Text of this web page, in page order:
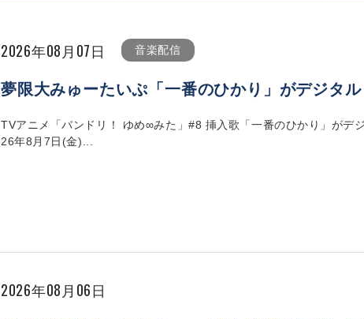
2026年08月07日 音楽配信
夢限大みゅーたいぷ「一番のひかり」がデジタル
TVアニメ「バンドリ！ ゆめ∞みた」#8 挿入歌「一番のひかり」がデ
26年8月7日(金)...
2026年08月06日